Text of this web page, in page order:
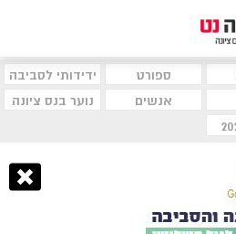
ספורט
ידידותי לסביבה
אנשים
נוער בנס ציונה